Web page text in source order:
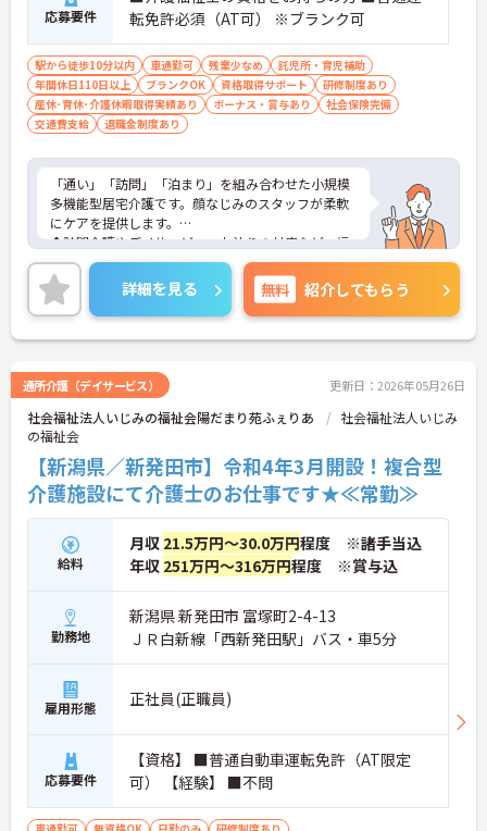
応募要件
転免許必須（AT可） ※ブランク可
駅から徒歩10分以内 車通勤可 残業少なめ
託児所・育児補助
年間休日110日以上
ブランクOK 資格取得サポート
研修制度あり
産休･育休･介護休暇取得実績あり
ボーナス・賞与あり
社会保険完備
交通費支給
退職金制度あり
「通い」「訪問」「泊まり」を組み合わせた小規模
多機能型居宅介護です。顔なじみのスタッフが柔軟
にケアを提供します。
◆訪問介護やデイサービス、お泊りの対応など、幅
広いサービス形態を一つの拠点で経験できるため、
介護のスキルを多角的に磨くことができます。ご利
用者様が住み慣れた地域で暮らし続けるためのお手
伝いができる、やりがいの大きな職場です。
◆介護福祉士限定の「特別職務手当」も支給される
す。また、現場のリーダーや管理者を目指すコー
ス、専門技術を極めるコースなど、大手ならではの
多彩なキャリアパスを用意。「資格を活かして、も
っと上を目指したい」という意欲に応える環境で
す。
詳細を見る 無料 紹介してもらう
通所介護（デイサービス） 更新日：2026年05月26日
社会福祉法人いじみの福祉会陽だまり苑ふぇりあ
社会福祉法人いじみ
の福祉会
【新潟県／新発田市】令和4年3月開設！複合型
介護施設にて介護士のお仕事です★≪常勤≫
給料
月収 21.5万円～30.0万円程度 ※諸手当込
年収 251万円～316万円程度 ※賞与込
勤務地
新潟県 新発田市 富塚町2-4-13
ＪＲ白新線「西新発田駅」バス・車5分
雇用形態 正社員(正職員)
応募要件
【資格】 ■普通自動車運転免許（AT限定
可） 【経験】 ■不問